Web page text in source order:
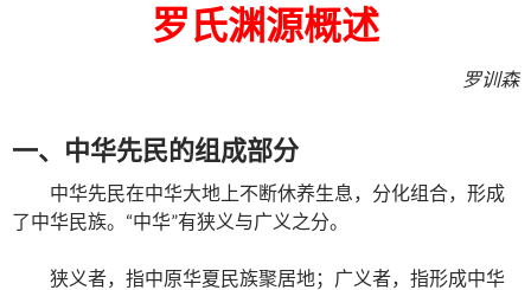
罗氏渊源概述
罗训森
一、中华先民的组成部分
中华先民在中华大地上不断休养生息，分化组合，形成
了中华民族。“中华”有狭义与广义之分。
狭义者，指中原华夏民族聚居地；广义者，指形成中华